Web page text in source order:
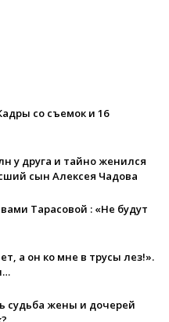
со съемок и 16
у друга и тайно женился
сын Алексея Чадова
Тарасовой : «Не будут
а он ко мне в трусы лез!».
судьба жены и дочерей